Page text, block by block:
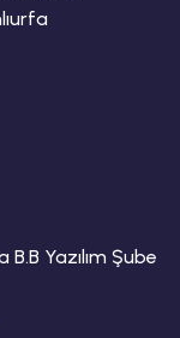
Yazılım Şube